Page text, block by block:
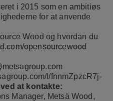
i 2015 som en ambitiøs
for at anvende
Wood og hvordan du
opensourcewood
l/fnnmZpzcR7j-
at kontakte:
Manager, Metsä Wood,